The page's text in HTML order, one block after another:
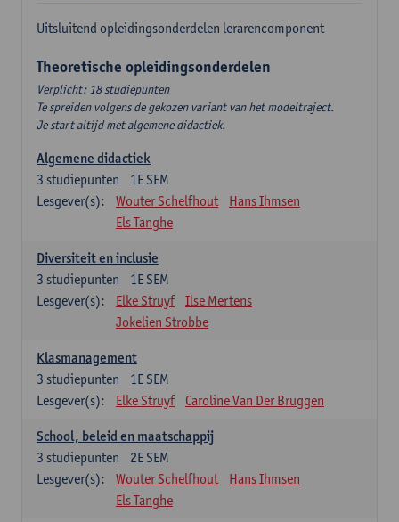
Uitsluitend opleidingsonderdelen lerarencomponent
Theoretische opleidingsonderdelen
Verplicht: 18 studiepunten
Te spreiden volgens de gekozen variant van het modeltraject.
Je start altijd met algemene didactiek.
Algemene didactiek
1E SEM
3 studiepunten
Lesgever(s):
Wouter Schelfhout
Hans Ihmsen
Els Tanghe
Diversiteit en inclusie
1E SEM
3 studiepunten
Lesgever(s):
Elke Struyf
Ilse Mertens
Jokelien Strobbe
Klasmanagement
1E SEM
3 studiepunten
Lesgever(s):
Elke Struyf Caroline Van Der Bruggen
School, beleid en maatschappij
2E SEM
3 studiepunten
Lesgever(s):
Wouter Schelfhout
Hans Ihmsen
Els Tanghe